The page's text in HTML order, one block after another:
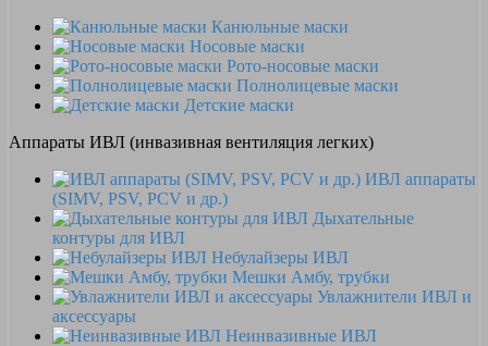
Канюльные маски
Носовые маски
Рото-носовые маски
Полнолицевые маски
Детские маски
Аппараты ИВЛ (инвазивная вентиляция легких)
ИВЛ аппараты
(SIMV, PSV, PCV и др.)
Дыхательные
контуры для ИВЛ
Небулайзеры ИВЛ
Мешки Амбу, трубки
Увлажнители ИВЛ и
аксессуары
Неинвазивные ИВЛ